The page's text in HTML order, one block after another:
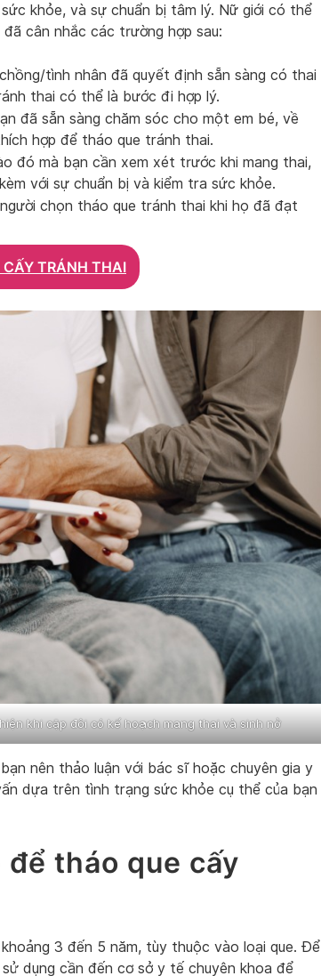
khỏe, và sự chuẩn bị tâm lý. Nữ giới có thể
cân nhắc các trường hợp sau:
tình nhân đã quyết định sẵn sàng có thai
thai có thể là bước đi hợp lý.
đã sẵn sàng chăm sóc cho một em bé, về
hợp để tháo que tránh thai.
đó mà bạn cần xem xét trước khi mang thai,
với sự chuẩn bị và kiểm tra sức khỏe.
chọn tháo que tránh thai khi họ đã đạt
CẤY TRÁNH THAI
khi cặp đôi có kế hoạch mang thai và sinh nở
nên thảo luận với bác sĩ hoặc chuyên gia y
dựa trên tình trạng sức khỏe cụ thể của bạn
tháo que cấy
3 đến 5 năm, tùy thuộc vào loại que. Để
dụng cần đến cơ sở y tế chuyên khoa để